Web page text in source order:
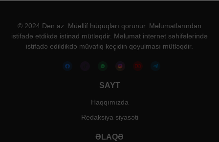
© 2024 Den.az. Müəllif hüquqları qorunur. Məlumatlarından
istifadə etdikdə istinad mütləqdir. Məlumat internet səhifələrində
istifadə edildikdə müvafiq keçidin qoyulması mütləqdir.
SAYT
Haqqımızda
Redaksiya siyasəti
ƏLAQƏ